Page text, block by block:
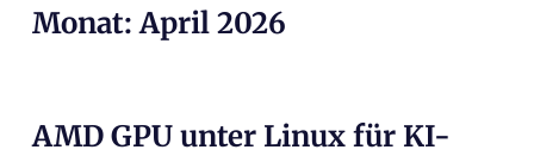
Inhalt
Monat:April 2026
AMD GPU unter Linux für KI-